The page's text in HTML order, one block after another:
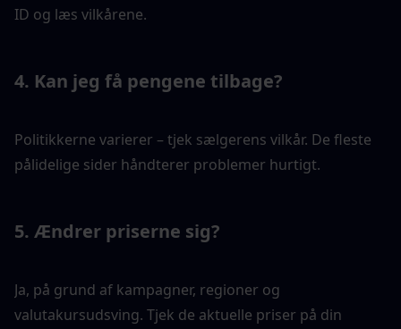
ID og læs vilkårene.
4. Kan jeg få pengene tilbage?
Politikkerne varierer – tjek sælgerens vilkår. De fleste
pålidelige sider håndterer problemer hurtigt.
5. Ændrer priserne sig?
Ja, på grund af kampagner, regioner og
valutakursudsving. Tjek de aktuelle priser på din